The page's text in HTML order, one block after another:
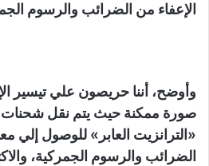
الإعفاء من الضرائب والرسوم
وأوضح، أننا حريصون علي تيسير
صورة ممكنة حيث يتم نقل شحنات
«الترانزيت العابر» للوصول إلي
الضرائب والرسوم الجمركية،